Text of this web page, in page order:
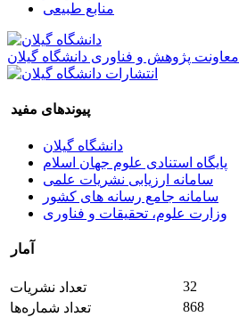
منابع طبیعی
معاونت پژوهش و فناوری دانشگاه گیلان
پیوندهای مفید
دانشگاه گیلان
پایگاه استنادی علوم جهان اسلام
سامانه ارزیابی نشریات علمی
سامانه جامع رسانه های کشور
وزارت علوم، تحقیقات و فناوری
آمار
تعداد نشریات
32
تعداد شماره‌ها
868